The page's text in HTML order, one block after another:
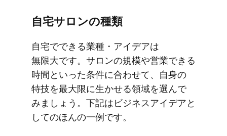
自宅サロンの​種類
自宅で​できる​業種・アイデアは​
無限大です。​サロンの​規模や​営業できる​
時間と​いった​条件に​合わせて、​自身の​
特技を​最大限に​生かせる​領域を​選んで​
みましょう。​下記は​ビジネスアイデアと​
しての​ほんの​一例です。